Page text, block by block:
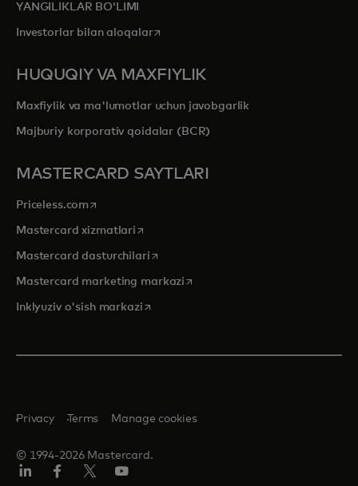
YANGILIKLAR BOʻLIMI
Investorlar bilan aloqalaropens in a new tab
HUQUQIY VA MAXFIYLIK
Maxfiylik va ma'lumotlar uchun javobgarlik
Majburiy korporativ qoidalar (BCR)
MASTERCARD SAYTLARI
Priceless.com opens in a new tab
Mastercard xizmatlari opens in a new tab
Mastercard dasturchilariopens in a new tab
Mastercard marketing markazi opens in a new tab
Inklyuziv o'sish markaziopens in a new tab
© 1994-2026 Mastercard.
Privacy Terms Manage cookies